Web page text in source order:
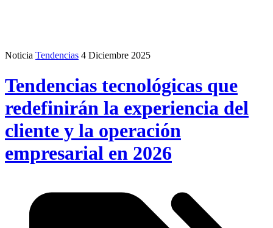
Noticia Tendencias 4 Diciembre 2025
Tendencias tecnológicas que
redefinirán la experiencia del
cliente y la operación
empresarial en 2026